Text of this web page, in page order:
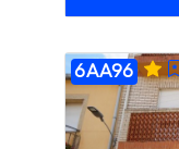
6AA96